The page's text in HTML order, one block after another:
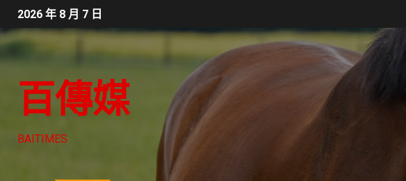
2026 年 8 月 7 日
百傳媒
BAITIMES